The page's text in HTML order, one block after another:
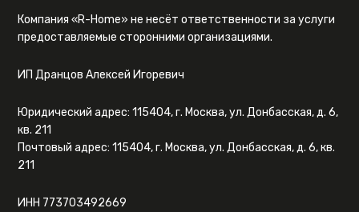
Компания «R-Home» не несёт ответственности за услуги
предоставляемые сторонними организациями.
ИП Дранцов Алексей Игоревич
Юридический адрес: 115404, г. Москва, ул. Донбасская, д. 6,
кв. 211
Почтовый адрес: 115404, г. Москва, ул. Донбасская, д. 6, кв.
211
ИНН 773703492669